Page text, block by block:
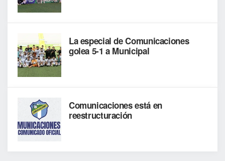
La especial de Comunicaciones
golea 5-1 a Municipal
Comunicaciones está en
reestructuración